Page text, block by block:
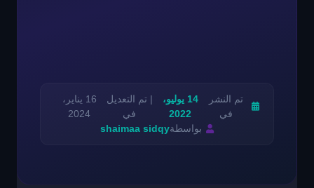
تم النشر
في
14 يوليو،
2022
| تم التعديل
في
16 يناير،
2024
بواسطةshaimaa sidqy